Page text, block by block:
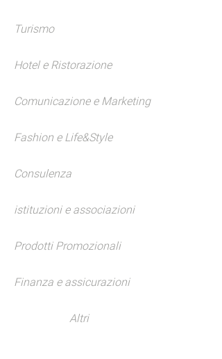
Turismo
Hotel e Ristorazione
Comunicazione e Marketing
Fashion e Life&Style
Consulenza
istituzioni e associazioni
Prodotti Promozionali
Finanza e assicurazioni
Altri